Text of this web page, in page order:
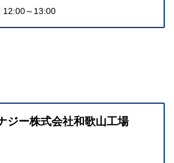
12:00～13:00
ジー株式会社和歌山工場